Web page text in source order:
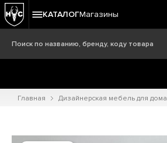
КАТАЛОГМагазины
Главная Дизайнерская мебель для дома